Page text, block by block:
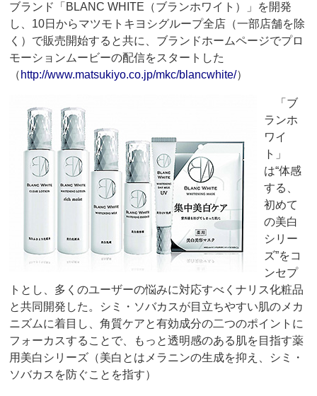
ブランド「BLANC WHITE（ブランホワイト）」を開発
し、10日からマツモトキヨシグループ全店（一部店舗を除
く）で販売開始すると共に、ブランドホームページでプロ
モーションムービーの配信をスタートした
（ http://www.matsukiyo.co.jp/mkc/blancwhite/）
「ブ
ランホ
ワイ
ト」
は“体感
する、
初めて
の美白
シリー
ズ”をコ
ンセプ
トとし、多くのユーザーの悩みに対応すべくナリス化粧品
と共同開発した。シミ・ソバカスが目立ちやすい肌のメカ
ニズムに着目し、角質ケアと有効成分の二つのポイントに
フォーカスすることで、もっと透明感のある肌を目指す薬
用美白シリーズ（美白とはメラニンの生成を抑え、シミ・
ソバカスを防ぐことを指す）